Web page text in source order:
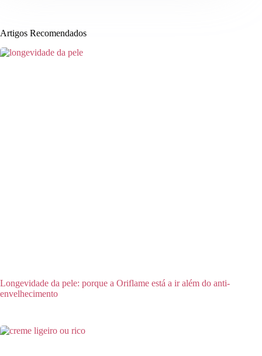
Artigos Recomendados
Longevidade da pele: porque a Oriflame está a ir além do anti-
envelhecimento